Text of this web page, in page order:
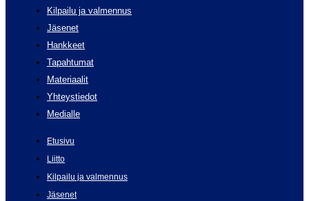
Kilpailu ja valmennus
Jäsenet
Hankkeet
Tapahtumat
Materiaalit
Yhteystiedot
Medialle
Etusivu
Liitto
Kilpailu ja valmennus
Jäsenet